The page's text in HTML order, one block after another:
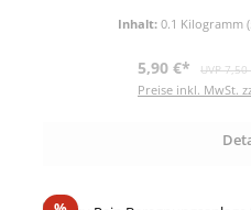
Inhalt: 0.1 Kilogramm
Verkaufspreis:
5,90 €* UVP
Preise inkl. MwSt.